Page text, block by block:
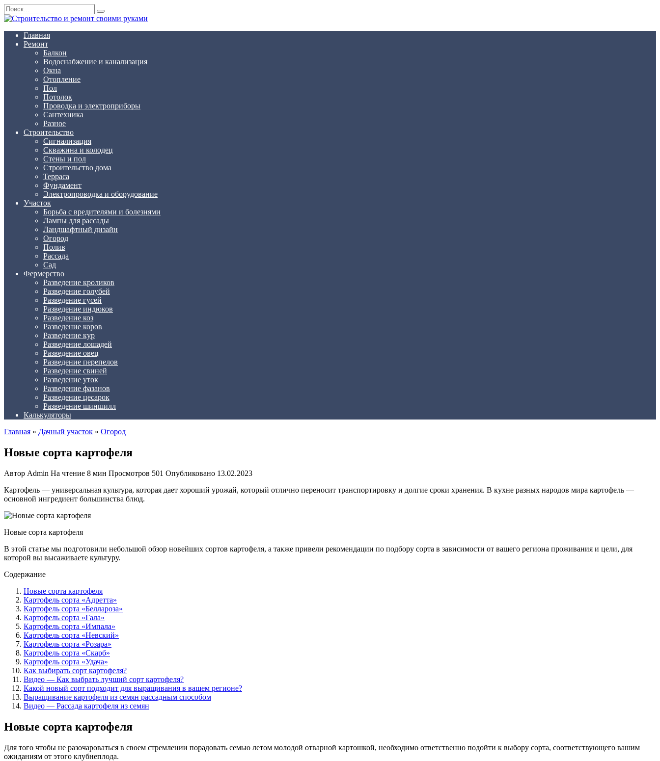
Перейти
к
содержанию
Search
for:
Главная
Ремонт
Балкон
Водоснабжение и канализация
Окна
Отопление
Пол
Потолок
Проводка и электроприборы
Сантехника
Разное
Строительство
Сигнализация
Скважина и колодец
Стены и пол
Строительство дома
Терраса
Фундамент
Электропроводка и оборудование
Участок
Борьба с вредителями и болезнями
Лампы для рассады
Ландшафтный дизайн
Огород
Полив
Рассада
Сад
Фермерство
Разведение кроликов
Разведение голубей
Разведение гусей
Разведение индюков
Разведение коз
Разведение коров
Разведение кур
Разведение лошадей
Разведение овец
Разведение перепелов
Разведение свиней
Разведение уток
Разведение фазанов
Разведение цесарок
Разведение шиншилл
Калькуляторы
Главная » Дачный участок » Огород
Новые сорта картофеля
Автор Admin На чтение 8 мин Просмотров 501 Опубликовано 13.02.2023
Картофель — универсальная культура, которая дает хороший урожай, который отлично переносит транспортировку и долгие сроки хранения. В кухне разных народов мира картофель —
основной ингредиент большинства блюд.
Новые сорта картофеля
В этой статье мы подготовили небольшой обзор новейших сортов картофеля, а также привели рекомендации по подбору сорта в зависимости от вашего региона проживания и цели, для
которой вы высаживаете культуру.
Содержание
Новые сорта картофеля
Картофель сорта «Адретта»
Картофель сорта «Беллароза»
Картофель сорта «Гала»
Картофель сорта «Импала»
Картофель сорта «Невский»
Картофель сорта «Розара»
Картофель сорта «Скарб»
Картофель сорта «Удача»
Как выбирать сорт картофеля?
Видео — Как выбрать лучший сорт картофеля?
Какой новый сорт подходит для выращивания в вашем регионе?
Выращивание картофеля из семян рассадным способом
Видео — Рассада картофеля из семян
Новые сорта картофеля
Для того чтобы не разочароваться в своем стремлении порадовать семью летом молодой отварной картошкой, необходимо ответственно подойти к выбору сорта, соответствующего вашим
ожиданиям от этого клубнеплода.